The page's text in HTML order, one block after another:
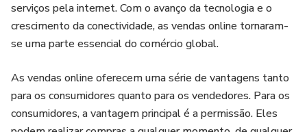
desfrutar de uma alimentação saudável e balanceada, sem
comprometer sua rotina habitual. Elas oferecem
praticidade, variedade e certeza de estar consumindo
promoção da saúde geral.
serviços pela internet. Com o avanço da tecnologia e o
crescimento da conectividade, as vendas online tornaram-
se uma parte essencial do comércio global.
As vendas online oferecem uma série de vantagens tanto
para os consumidores quanto para os vendedores. Para os
consumidores, a vantagem principal é a permissão. Eles